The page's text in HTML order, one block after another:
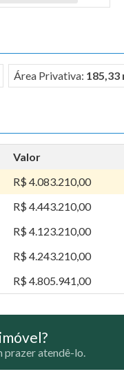
Área Privativa: 185,33
Valor
R$ 4.083.210,00
R$ 4.443.210,00
R$ 4.123.210,00
R$ 4.243.210,00
R$ 4.805.941,00
prazer atendê-lo.